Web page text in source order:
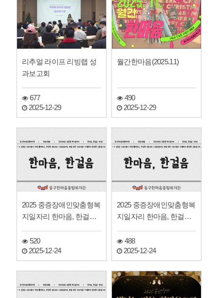
리추얼 라이프 리빙랩 성
과보고회
677
2025-12-29
월간한마음(2025.11)
490
2025-12-29
2025 중증장애인맞춤형복
지일자리 한마음, 한걸음
520
2025-12-24
2025 중증장애인맞춤형복
지일자리 한마음, 한걸음
488
2025-12-24